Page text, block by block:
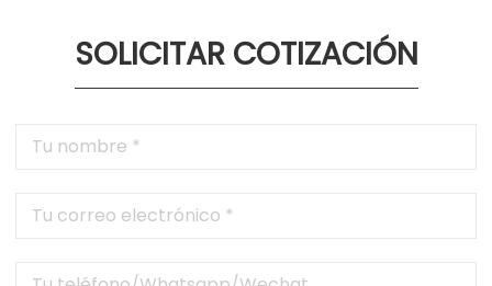
SOLICITAR COTIZACIÓN